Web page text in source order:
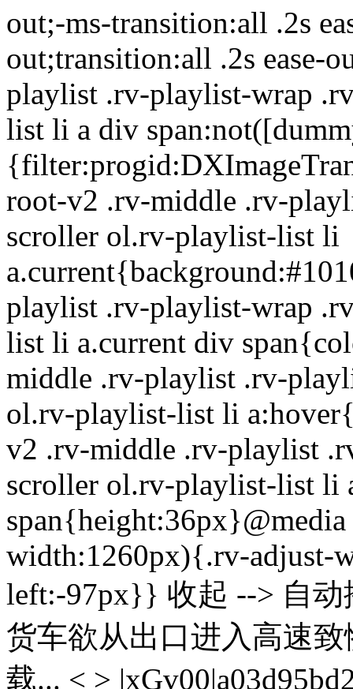
out;-ms-transition:all .2s
out;transition:all .2s ease-
playlist .rv-playlist-wrap
list li a div
root-v2 .rv-middle .rv-
scroller ol.rv-playlist-list li
playlist .rv-playlist-wrap
list li a.current div
middle .rv-playlist .rv-
ol.rv-playlist-list li
v2 .rv-middle .rv-playlist
scroller ol.rv-playlist-list li
width:1260px){.rv-adjust-
left:-97px}} 收起 --> 自
货车欲从出口进入高速
载... < >